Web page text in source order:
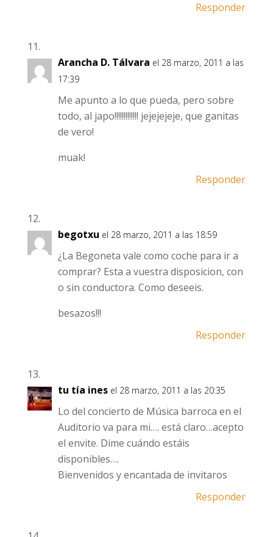
Responder
Arancha D. Tálvara el 28 marzo, 2011 a las
17:39
Me apunto a lo que pueda, pero sobre
todo, al japo!!!!!!!!!!!!! jejejejeje, que ganitas
de vero!
muak!
Responder
begotxu el 28 marzo, 2011 a las 18:59
¿La Begoneta vale como coche para ir a
comprar? Esta a vuestra disposicion, con
o sin conductora. Como deseeis.
besazos!!!
Responder
tu tía ines el 28 marzo, 2011 a las 20:35
Lo del concierto de Música barroca en el
Auditorio va para mi…. está claro…acepto
el envite. Dime cuándo estáis
disponibles….
Bienvenidos y encantada de invitaros
Responder